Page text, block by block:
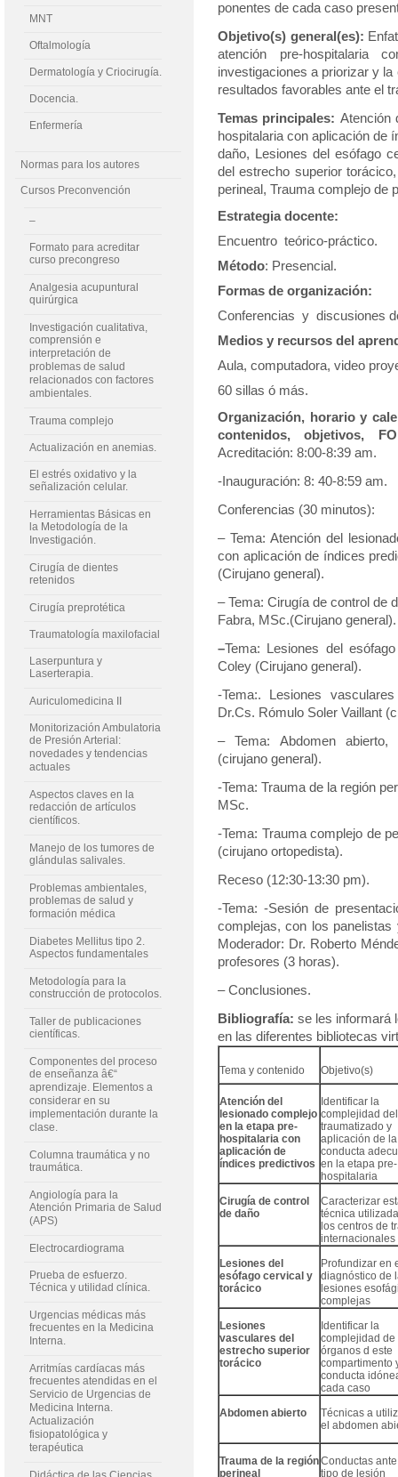
MNT
Oftalmología
Dermatología y Criocirugía.
Docencia.
Enfermería
Normas para los autores
Cursos Preconvención
–
Formato para acreditar
curso precongreso
Analgesia acupuntural
quirúrgica
Investigación cualitativa,
comprensión e
interpretación de
problemas de salud
relacionados con factores
ambientales.
Trauma complejo
Actualización en anemias.
El estrés oxidativo y la
señalización celular.
Herramientas Básicas en
la Metodología de la
Investigación.
Cirugía de dientes
retenidos
Cirugía preprotética
Traumatología maxilofacial
Laserpuntura y
Laserterapia.
Auriculomedicina II
Monitorización Ambulatoria
de Presión Arterial:
novedades y tendencias
actuales
Aspectos claves en la
redacción de artículos
científicos.
Manejo de los tumores de
glándulas salivales.
Problemas ambientales,
problemas de salud y
formación médica
Diabetes Mellitus tipo 2.
Aspectos fundamentales
Metodología para la
construcción de protocolos.
Taller de publicaciones
científicas.
Componentes del proceso
de enseñanza â€“
aprendizaje. Elementos a
considerar en su
implementación durante la
clase.
Columna traumática y no
traumática.
Angiología para la
Atención Primaria de Salud
(APS)
Electrocardiograma
Prueba de esfuerzo.
Técnica y utilidad clínica.
Urgencias médicas más
frecuentes en la Medicina
Interna.
Arritmías cardíacas más
frecuentes atendidas en el
Servicio de Urgencias de
Medicina Interna.
Actualización
fisiopatológica y
terapéutica
ponentes de cada caso
Objetivo(s) general(es):
atención pre-hospitalaria
investigaciones a priorizar y
resultados favorables ante el
Temas principales: Atención
hospitalaria con aplicación de
daño, Lesiones del esófago
del estrecho superior
perineal, Trauma complejo de
Estrategia docente:
Encuentro teórico-práctico.
Método: Presencial.
Formas de organización:
Conferencias y discusiones
Medios y recursos del
Aula, computadora, video
60 sillas ó más.
Organización, horario y
contenidos, objetivos,
Acreditación: 8:00-8:39 am.
-Inauguración: 8: 40-8:59 am.
Conferencias (30 minutos):
– Tema:Atención del
con aplicación de índices
(Cirujano general).
– Tema: Cirugía de control de
Fabra, MSc.(Cirujano general).
–Tema:
Lesiones del
Coley (Cirujano general).
-Tema:.
Lesiones
Dr.Cs. Rómulo Soler Vaillant
– Tema: Abdomen
(cirujano general).
-Tema: Trauma de la región
MSc.
-Tema: Trauma complejo de
(cirujano ortopedista).
Receso (12:30-13:30 pm).
-Tema: -Sesión de
complejas, con los
Moderador: Dr. Roberto
profesores (3 horas).
– Conclusiones.
Bibliografía:se les informará
en las diferentes bibliotecas
Tema y contenido Objetivo(s)
Atención del
lesionado complejo
en la etapa pre-
hospitalaria con
aplicación de
índices predictivos
Identificar la
complejidad del
traumatizado y
aplicación de la
conducta
en la etapa pre-
hospitalaria
Cirugía de control
de daño
Caracterizar
técnica
los centros de
internacionales
Lesiones del
esófago cervical y
torácico
Profundizar en
diagnóstico de
lesiones
complejas
Lesiones
vasculares del
estrecho superior
torácico
Identificar la
complejidad de
órganos d este
compartimento
conducta
cada caso
Abdomen abierto
Técnicas a
el abdomen
Trauma de la región
perineal
Conductas
tipo de lesión